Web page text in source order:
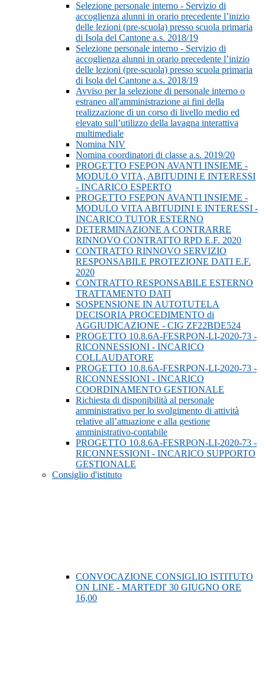
Selezione personale interno - Servizio di
accoglienza alunni in orario precedente l’inizio
delle lezioni (pre-scuola) presso scuola primaria
di Isola del Cantone a.s. 2018/19
Selezione personale interno - Servizio di
accoglienza alunni in orario precedente l’inizio
delle lezioni (pre-scuola) presso scuola primaria
di Isola del Cantone a.s. 2018/19
Avviso per la selezione di personale interno o
estraneo all'amministrazione ai fini della
realizzazione di un corso di livello medio ed
elevato sull’utilizzo della lavagna interattiva
multimediale
Nomina NIV
Nomina coordinatori di classe a.s. 2019/20
PROGETTO FSEPON AVANTI INSIEME -
MODULO VITA, ABITUDINI E INTERESSI
- INCARICO ESPERTO
PROGETTO FSEPON AVANTI INSIEME -
MODULO VITA ABITUDINI E INTERESSI -
INCARICO TUTOR ESTERNO
DETERMINAZIONE A CONTRARRE
RINNOVO CONTRATTO RPD E.F. 2020
CONTRATTO RINNOVO SERVIZIO
RESPONSABILE PROTEZIONE DATI E.F.
2020
CONTRATTO RESPONSABILE ESTERNO
TRATTAMENTO DATI
SOSPENSIONE IN AUTOTUTELA
DECISORIA PROCEDIMENTO di
AGGIUDICAZIONE - CIG ZF22BDE524
PROGETTO 10.8.6A-FESRPON-LI-2020-73 -
RICONNESSIONI - INCARICO
COLLAUDATORE
PROGETTO 10.8.6A-FESRPON-LI-2020-73 -
RICONNESSIONI - INCARICO
COORDINAMENTO GESTIONALE
Richiesta di disponibilità al personale
amministrativo per lo svolgimento di attività
relative all’attuazione e alla gestione
amministrativo-contabile
PROGETTO 10.8.6A-FESRPON-LI-2020-73 -
RICONNESSIONI - INCARICO SUPPORTO
GESTIONALE
Consiglio d'istituto
CONVOCAZIONE CONSIGLIO ISTITUTO
ON LINE - MARTEDI' 30 GIUGNO ORE
16,00